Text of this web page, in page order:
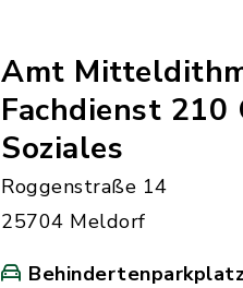
Amt
Fachdienst 210
Soziales
Roggenstraße 14
25704 Meldorf
Behindertenparkplatz